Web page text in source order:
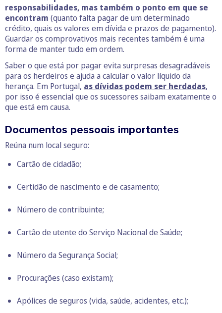
responsabilidades, mas também o ponto em que se
encontram (quanto falta pagar de um determinado
crédito, quais os valores em dívida e prazos de pagamento).
Guardar os comprovativos mais recentes também é uma
forma de manter tudo em ordem.
Saber o que está por pagar evita surpresas desagradáveis
para os herdeiros e ajuda a calcular o valor líquido da
herança. Em Portugal, as dívidas podem ser herdadas,
por isso é essencial que os sucessores saibam exatamente o
que está em causa.
Documentos pessoais importantes
Reúna num local seguro:
Cartão de cidadão;
Certidão de nascimento e de casamento;
Número de contribuinte;
Cartão de utente do Serviço Nacional de Saúde;
Número da Segurança Social;
Procurações (caso existam);
Apólices de seguros (vida, saúde, acidentes, etc.);